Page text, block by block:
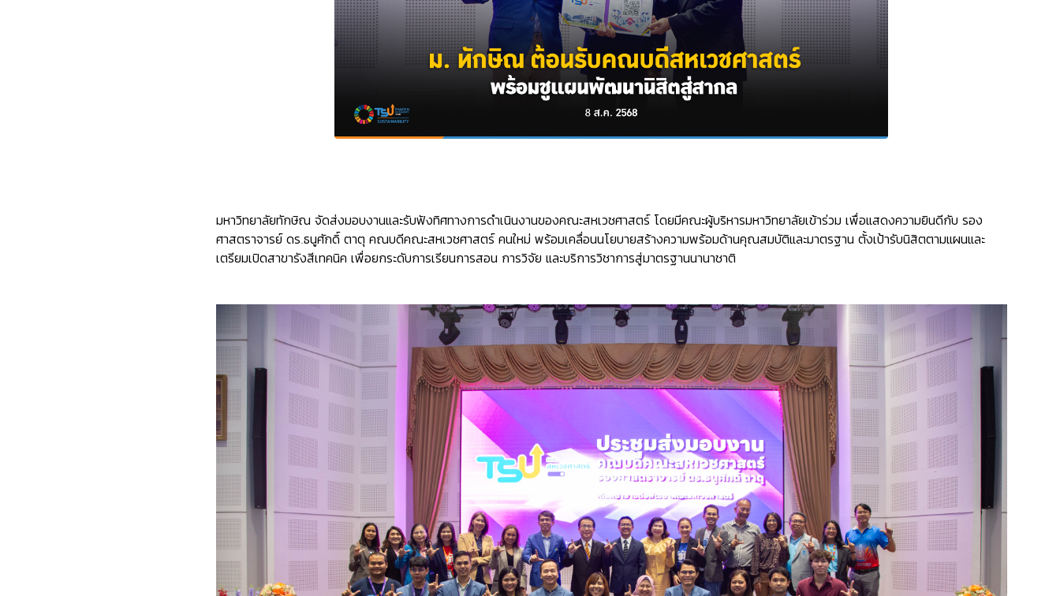
มหาวิทยาลัยทักษิณ จัดส่งมอบงานและรับฟังทิศทางการดำเนินงานของคณะสหเวชศาสตร์ โดยมีคณะผู้บริหารมหาวิทยาลัยเข้าร่วม เพื่อแสดงความยินดีกับ รอง
ศาสตราจารย์ ดร.ธนูศักดิ์ ตาตุ คณบดีคณะสหเวชศาสตร์ คนใหม่ พร้อมเคลื่อนนโยบายสร้างความพร้อมด้านคุณสมบัติและมาตรฐาน ตั้งเป้ารับนิสิตตามแผนและ
เตรียมเปิดสาขารังสีเทคนิค เพื่อยกระดับการเรียนการสอน การวิจัย และบริการวิชาการสู่มาตรฐานนานาชาติ